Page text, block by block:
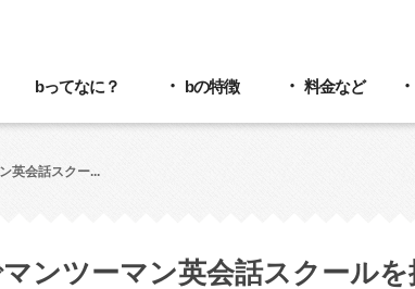
bってなに？ bの特徴 料金など
英会話スクー...
ンツーマン英会話スクール